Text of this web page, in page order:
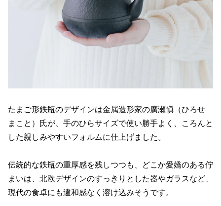
たまご形鉄瓶のデザインは金属造形家の廣瀬愼（ひろせ
まこと）氏が、手のひらサイズで使い勝手よく、ころんと
した親しみやすいフォルムに仕上げました。
伝統的な鉄瓶の重厚感を残しつつも、どこか愛嬌のある佇
まいは、北欧デザインのすっきりとした器やガラスなど、
現代の食卓にも違和感なく溶け込みそうです。